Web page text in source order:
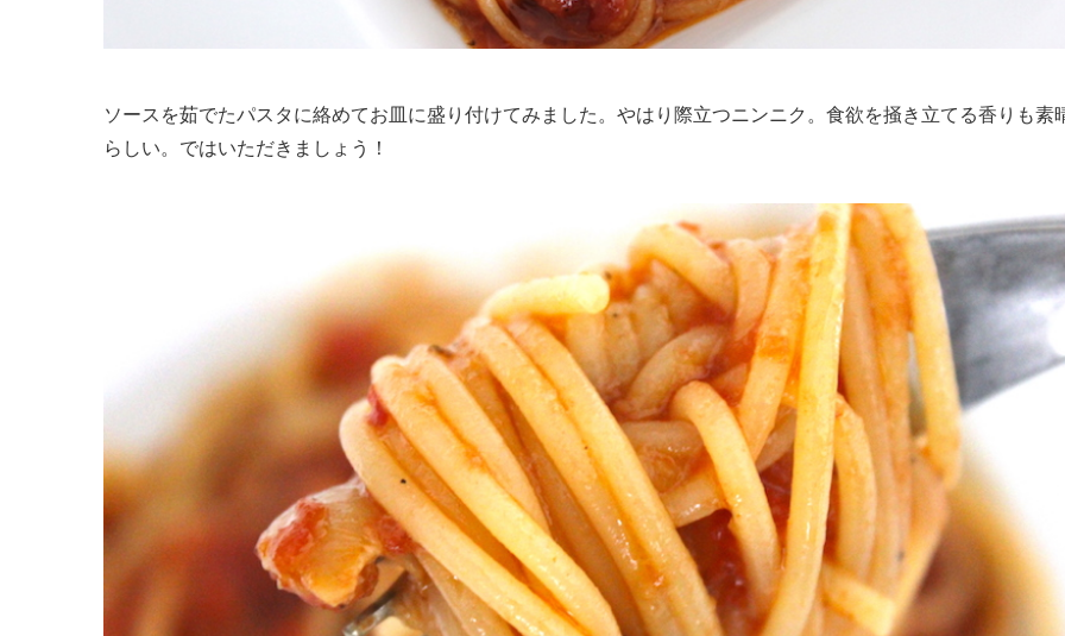
ソースを茹でたパスタに絡めてお皿に盛り付けてみました。やはり際立つニンニク。食欲を掻き立てる香りも素
らしい。ではいただきましょう！